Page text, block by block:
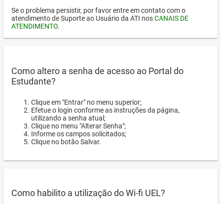
Se o problema persistir, por favor entre em contato com o
atendimento de Suporte ao Usuário da ATI nosCANAIS DE
ATENDIMENTO.
Como altero a senha de acesso ao Portal do
Estudante?
Clique em "Entrar" no menu superior;
Efetue o login conforme as instruções da página,
utilizando a senha atual;
Clique no menu "Alterar Senha";
Informe os campos solicitados;
Clique no botão Salvar.
Como habilito a utilização do Wi-fi UEL?